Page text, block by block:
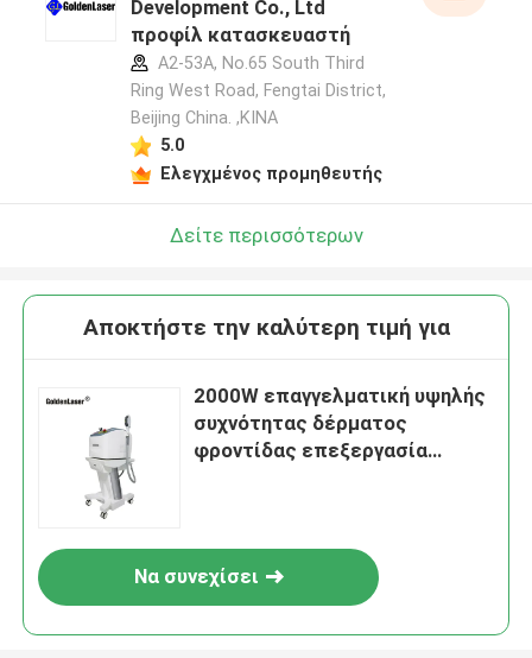
Development Co., Ltd
προφίλ κατασκευαστή
A2-53A, No.65 South Third
Ring West Road, Fengtai District,
Beijing China. ,ΚΙΝΑ
5.0
Ελεγχμένος προμηθευτής
Δείτε περισσότερων
Αποκτήστε την καλύτερη τιμή για
2000W επαγγελματική υψηλής
συχνότητας δέρματος
φροντίδας επεξεργασία
Να συνεχίσει